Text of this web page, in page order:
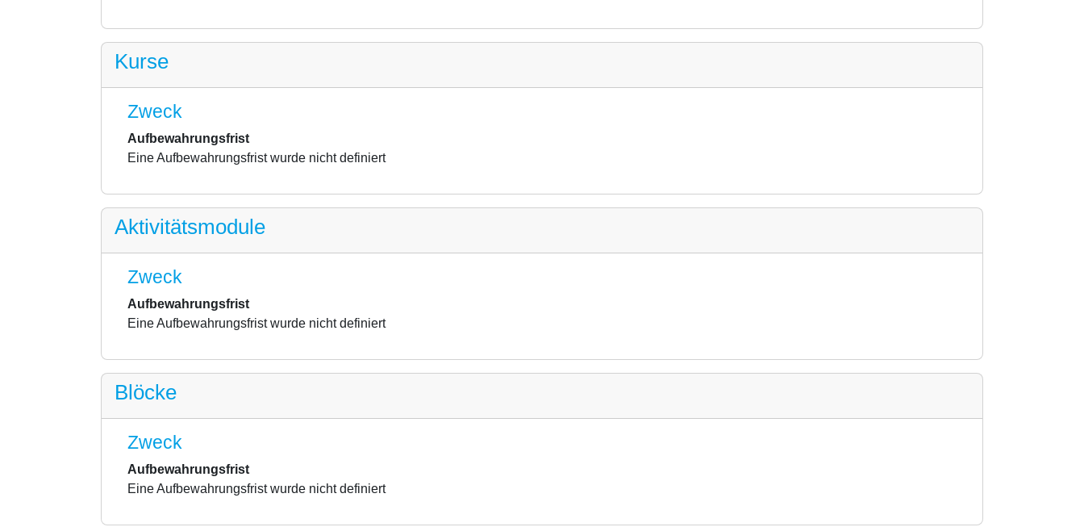
Kurse
Zweck
Aufbewahrungsfrist
Eine Aufbewahrungsfrist wurde nicht definiert
Aktivitätsmodule
Zweck
Aufbewahrungsfrist
Eine Aufbewahrungsfrist wurde nicht definiert
Blöcke
Zweck
Aufbewahrungsfrist
Eine Aufbewahrungsfrist wurde nicht definiert